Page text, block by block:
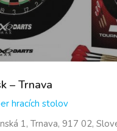
– Trnava
hracích stolov
1, Trnava, 917 02,